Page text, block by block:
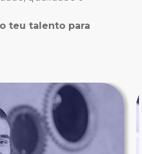
teu talento para